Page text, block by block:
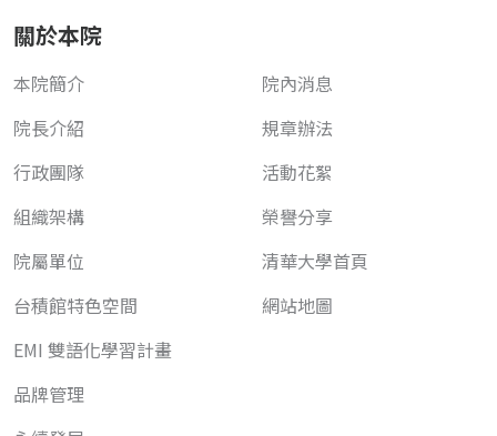
關於本院
本院簡介
院長介紹
行政團隊
組織架構
院屬單位
台積館特色空間
EMI 雙語化學習計畫
品牌管理
院內消息
規章辦法
活動花絮
榮譽分享
清華大學首頁
網站地圖